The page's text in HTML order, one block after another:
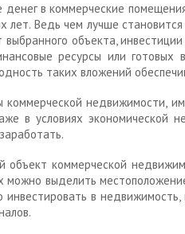
в коммерческие
лет. Ведь чем лучше
выбранного объекта,
ресурсы или готовых
таких вложений
коммерческой недвижимости,
в условиях экономической
коммерческой
можно выделить
инвестировать в